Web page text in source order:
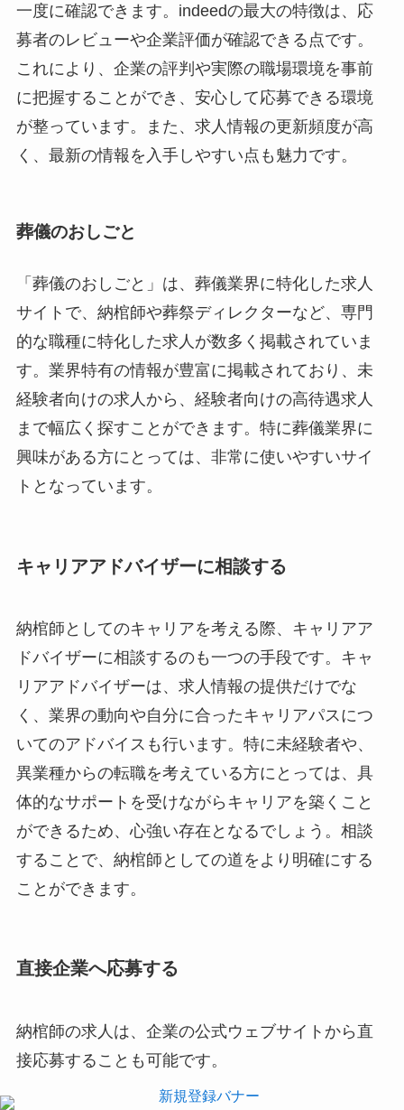
一度に確認できます。indeedの最大の特徴は、応
募者のレビューや企業評価が確認できる点です。
これにより、企業の評判や実際の職場環境を事前
に把握することができ、安心して応募できる環境
が整っています。また、求人情報の更新頻度が高
く、最新の情報を入手しやすい点も魅力です。
葬儀のおしごと
「葬儀のおしごと」は、葬儀業界に特化した求人
サイトで、納棺師や葬祭ディレクターなど、専門
的な職種に特化した求人が数多く掲載されていま
す。業界特有の情報が豊富に掲載されており、未
経験者向けの求人から、経験者向けの高待遇求人
まで幅広く探すことができます。特に葬儀業界に
興味がある方にとっては、非常に使いやすいサイ
トとなっています。
キャリアアドバイザーに相談する
納棺師としてのキャリアを考える際、キャリアア
ドバイザーに相談するのも一つの手段です。キャ
リアアドバイザーは、求人情報の提供だけでな
く、業界の動向や自分に合ったキャリアパスにつ
いてのアドバイスも行います。特に未経験者や、
異業種からの転職を考えている方にとっては、具
体的なサポートを受けながらキャリアを築くこと
ができるため、心強い存在となるでしょう。相談
することで、納棺師としての道をより明確にする
ことができます。
直接企業へ応募する
納棺師の求人は、企業の公式ウェブサイトから直
接応募することも可能です。